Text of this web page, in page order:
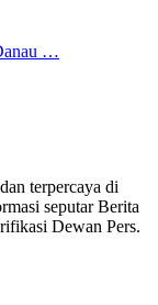
…
terpercaya di
seputar Berita
Dewan Pers.